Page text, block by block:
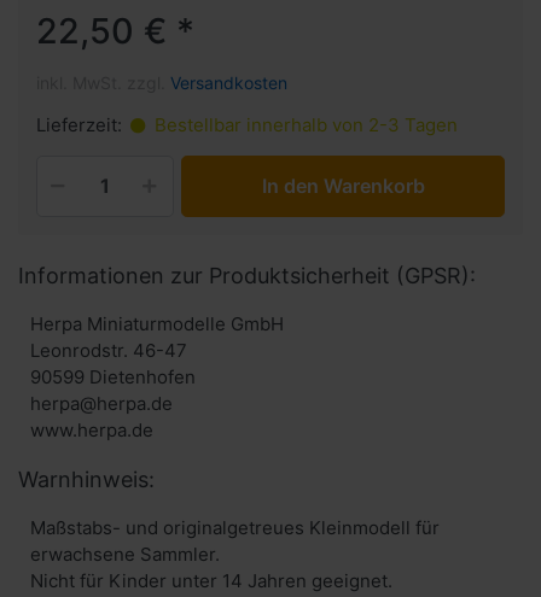
22,50 € *
Versandkosten
Lieferzeit: Bestellbar innerhalb von 2-3 Tagen
In den Warenkorb
Informationen zur Produktsicherheit (GPSR):
Herpa Miniaturmodelle GmbH
Leonrodstr. 46-47
90599 Dietenhofen
herpa@herpa.de
www.herpa.de
Warnhinweis:
Maßstabs- und originalgetreues Kleinmodell für
erwachsene Sammler.
Nicht für Kinder unter 14 Jahren geeignet.